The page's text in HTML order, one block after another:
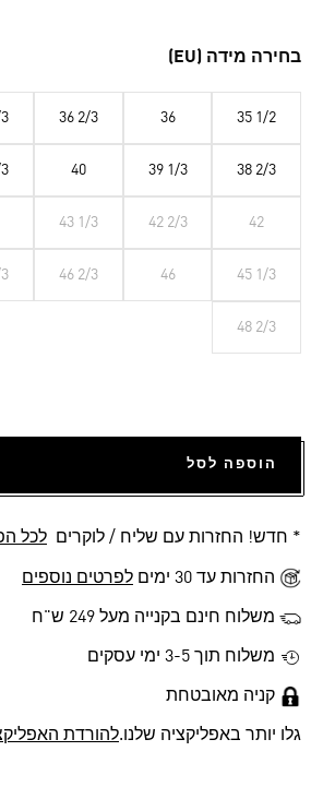
בחירה מידה (EU)
35 1/2
36
36 2/3
38 2/3
39 1/3
40
42
42 2/3
43 1/3
45 1/3
46
46 2/3
48 2/3
הוספה לסל
* חדש! החזרות עם שליח / לוקרים לכל
החזרות עד 30 ימים לפרטים נוספים
משלוח חינם בקנייה מעל 249 ש"ח
משלוח תוך 3-5 ימי עסקים
קניה מאובטחת
גלו יותר באפליקציה שלנו.להורדת